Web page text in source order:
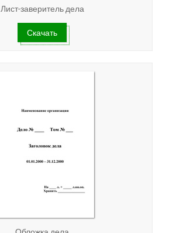
Лист-заверитель дела
Скачать